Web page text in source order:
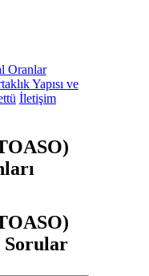
Oranlar
Yapısı ve
İletişim
Sorular